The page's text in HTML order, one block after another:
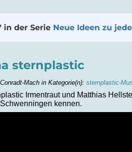
in der Serie Neue Ideen zu
sternplastic
Mach in Kategorie(n): sternplastic-
Irmentraut und Matthias
kennen.